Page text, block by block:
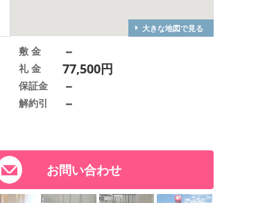
大きな地図で見る
お問い合わせ
敷 金 －
礼 金 77,500円
保証金 －
解約引 －